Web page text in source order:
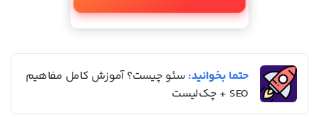
حتما بخوانید: سئو چیست؟ آموزش کامل مفاهیم
SEO + چک‌لیست